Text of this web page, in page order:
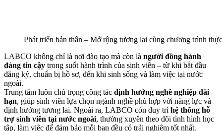
Phát triển bản thân – Mở rộng tương lai cùng chương trình
LABCO không chỉ là nơi đào tạo mà còn là người đồng hành
đáng tin cậy trong suốt hành trình của sinh viên – từ khi bắt đầu
đăng ký, chuẩn bị hồ sơ, đến khi sinh sống và làm việc tại nước
ngoài.
Trung tâm luôn chú trọng công tác định hướng nghề nghiệp dài
hạn, giúp sinh viên lựa chọn ngành nghề phù hợp với năng lực và
định hướng tương lai. Ngoài ra, LABCO còn duy trì hệ thống hỗ
trợ sinh viên tại nước ngoài, thường xuyên theo dõi tình hình học
tập, làm việc để đảm bảo mỗi bạn đều có trải nghiệm tốt nhất.